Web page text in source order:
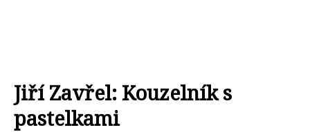
Jiří Zavřel: Kouzelník s
pastelkami